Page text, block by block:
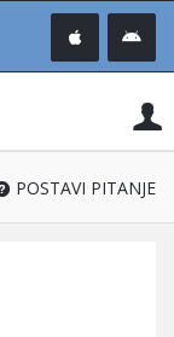
®
POSTAVI PITANJE